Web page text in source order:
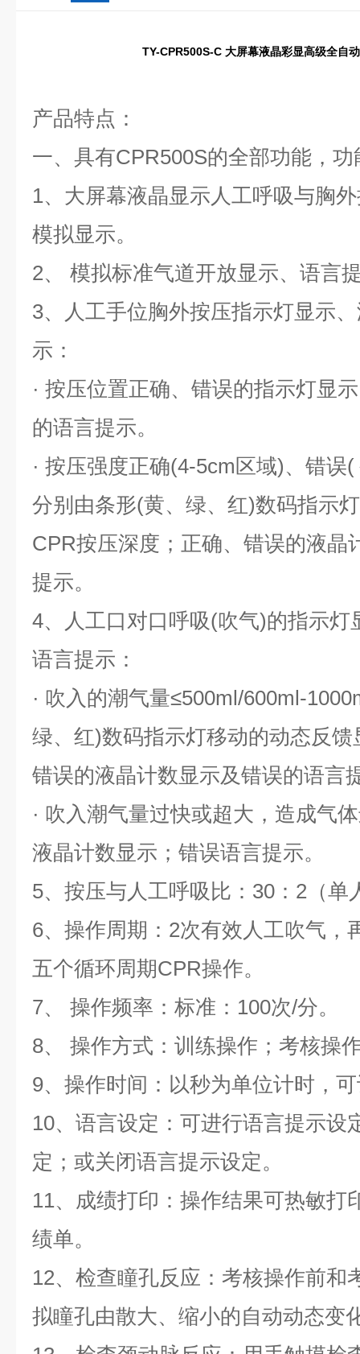
TY-CPR500S-C 大屏幕液晶彩显高级全自
产品特点：
一、具有CPR500S的全部功能，
1、大屏幕液晶显示人工呼吸与胸
模拟显示。
2、 模拟标准气道开放显示、语言
3、人工手位胸外按压指示灯显示
示：
· 按压位置正确、错误的指示灯显
的语言提示。
· 按压强度正确(4-5cm区域)、错误
分别由条形(黄、绿、红)数码指示
CPR按压深度；正确、错误的液晶
提示。
4、人工口对口呼吸(吹气)的指示灯
语言提示：
· 吹入的潮气量≤500ml/600ml-
绿、红)数码指示灯移动的动态反
错误的液晶计数显示及错误的语言
· 吹入潮气量过快或超大，造成气
液晶计数显示；错误语言提示。
5、按压与人工呼吸比：30：2（
6、操作周期：2次有效人工吹气，
五个循环周期CPR操作。
7、 操作频率：标准：100次/分。
8、 操作方式：训练操作；考核操
9、操作时间：以秒为单位计时，
10、语言设定：可进行语言提示设
定；或关闭语言提示设定。
11、成绩打印：操作结果可热敏打
绩单。
12、检查瞳孔反应：考核操作前和
拟瞳孔由散大、缩小的自动动态变